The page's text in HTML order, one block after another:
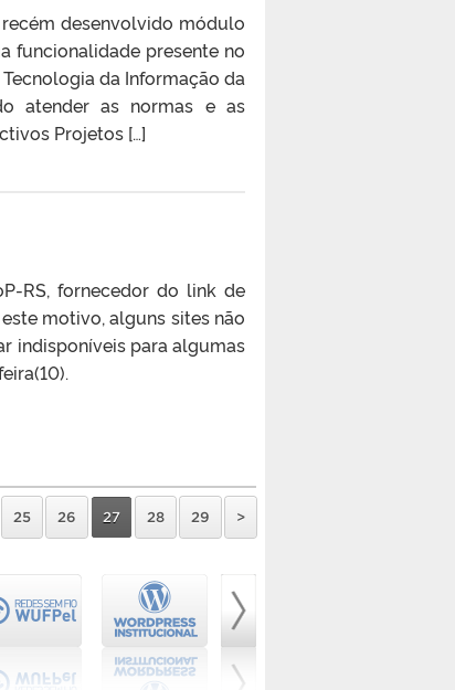
desenvolvido módulo
funcionalidade presente no
da Informação da
atender as normas e as
Projetos […]
RS, fornecedor do link de
motivo, alguns sites não
indisponíveis para algumas
25 26 27 28 29 >